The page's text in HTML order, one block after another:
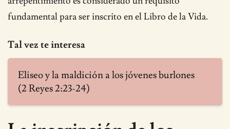
fundamental para ser inscrito en el Libro de la Vida.
Tal vez te interesa
Eliseo y la maldición a los jóvenes burlones
(2 Reyes 2:23-24)